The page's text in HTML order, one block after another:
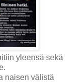
yleensä sekä
naisen välistä